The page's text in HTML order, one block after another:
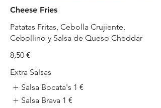
Cheese Fries
Patatas Fritas, Cebolla Crujiente,
Cebollino y Salsa de Queso Cheddar
8,50 €
Extra Salsas
Salsa Bocata's 1 €
Salsa Brava 1 €